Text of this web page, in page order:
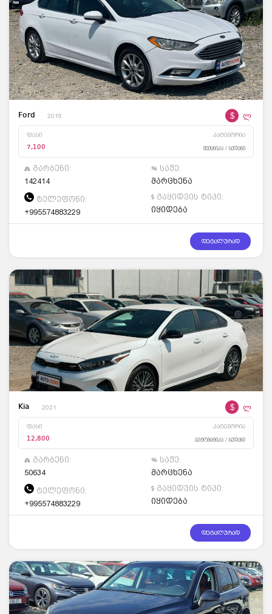
Ford 2016 $ ლ
ფასი კატეგორია
7,100 მექანიკა / სედანი
გარბენი:
142414
საჭე:
მარცხენა
ტელეფონი:
+995574883229
გაყიდვის ტიპი:
იყიდება
დეტალურად
Kia 2021 $ ლ
ფასი კატეგორია
12,800 ავტომატიკა / სედანი
გარბენი:
50634
საჭე:
მარცხენა
ტელეფონი:
+995574883229
გაყიდვის ტიპი:
იყიდება
დეტალურად